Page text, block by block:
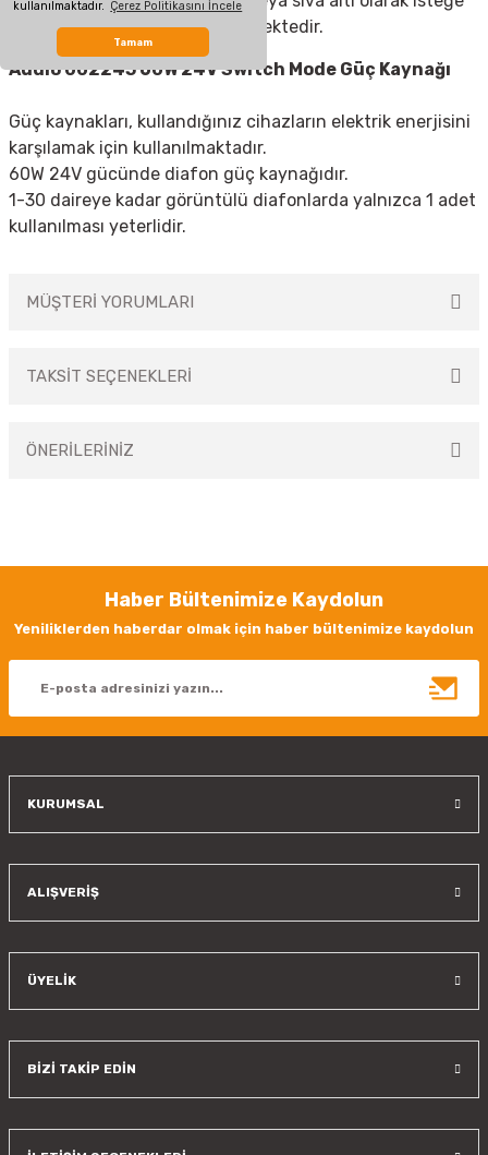
kullanılmaktadır. Çerez Politikasını İncele
Tamam
bağlı şekilde gerçekleştirilebilmektedir.
Audio 002245 60W 24V Switch Mode Güç Kaynağı
Güç kaynakları, kullandığınız cihazların elektrik enerjisini
karşılamak için kullanılmaktadır.
60W 24V gücünde diafon güç kaynağıdır.
1-30 daireye kadar görüntülü diafonlarda yalnızca 1 adet
kullanılması yeterlidir.
MÜŞTERİ YORUMLARI
TAKSİT SEÇENEKLERİ
ÖNERİLERİNİZ
Görüş ve önerileriniz için teşekkür ederiz.
Ürün resmi kalitesiz, bozuk veya görüntülenemiyor.
Ürün bilgilerinde hatalar bulunuyor.
Haber Bültenimize Kaydolun
Yeniliklerden haberdar olmak için haber bültenimize kaydolun
KURUMSAL
ALIŞVERİŞ
ÜYELİK
BİZİ TAKİP EDİN